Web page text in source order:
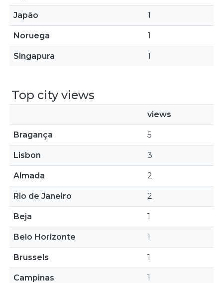
Japão 1
Noruega 1
Singapura 1
Top city views
views
Bragança 5
Lisbon 3
Almada 2
Rio de Janeiro 2
Beja 1
Belo Horizonte 1
Brussels 1
Campinas 1